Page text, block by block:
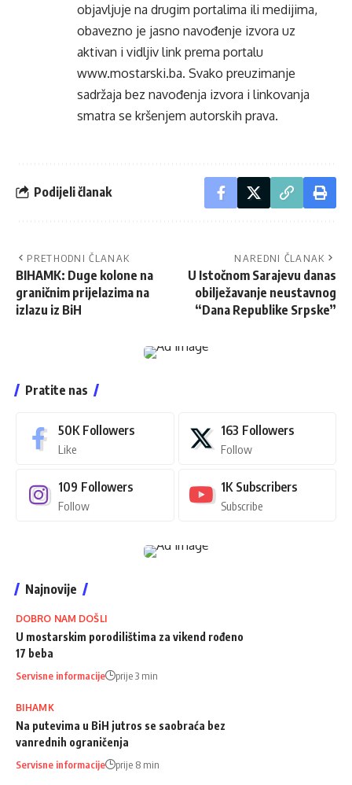
objavljuje na drugim portalima ili medijima,
obavezno je jasno navođenje izvora uz
aktivan i vidljiv link prema portalu
www.mostarski.ba. Svako preuzimanje
sadržaja bez navođenja izvora i linkovanja
smatra se kršenjem autorskih prava.
Podijeli članak
PRETHODNI ČLANAK
BIHAMK: Duge kolone na
graničnim prijelazima na
izlazu iz BiH
NAREDNI ČLANAK
U Istočnom Sarajevu danas
obilježavanje neustavnog
“Dana Republike Srpske”
Pratite nas
50K Followers
Like
163 Followers
Follow
109 Followers
Follow
1K Subscribers
Subscribe
Najnovije
DOBRO NAM DOŠLI
U mostarskim porodilištima za vikend rođeno
17 beba
Servisne informacije prije 3 min
BIHAMK
Na putevima u BiH jutros se saobraća bez
vanrednih ograničenja
Servisne informacije prije 8 min